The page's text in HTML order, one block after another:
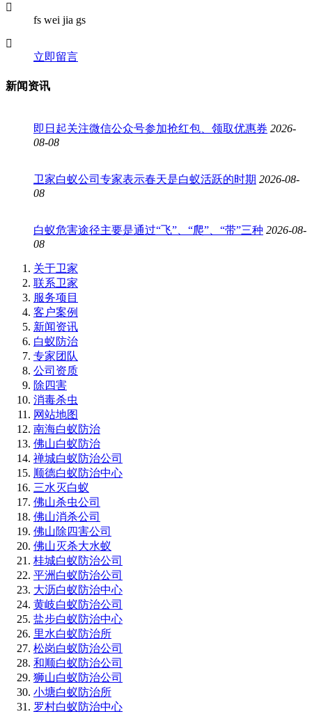
fs wei jia gs
立即留言
新闻资讯
即日起关注微信公众号参加抢红包、领取优惠券 2026-
08-08
卫家白蚁公司专家表示春天是白蚁活跃的时期 2026-08-
08
白蚁危害途径主要是通过“飞”、“爬”、“带”三种 2026-08-
08
关于卫家
联系卫家
服务项目
客户案例
新闻资讯
白蚁防治
专家团队
公司资质
除四害
消毒杀虫
网站地图
南海白蚁防治
佛山白蚁防治
禅城白蚁防治公司
顺德白蚁防治中心
三水灭白蚁
佛山杀虫公司
佛山消杀公司
佛山除四害公司
佛山灭杀大水蚁
桂城白蚁防治公司
平洲白蚁防治公司
大沥白蚁防治中心
黄岐白蚁防治公司
盐步白蚁防治中心
里水白蚁防治所
松岗白蚁防治公司
和顺白蚁防治公司
狮山白蚁防治公司
小塘白蚁防治所
罗村白蚁防治中心